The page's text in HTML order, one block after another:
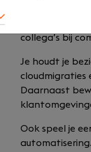
inrichten en
werkt als
collega’s bij
Je houdt je
cloudmigraties
Daarnaast
Ook speel je